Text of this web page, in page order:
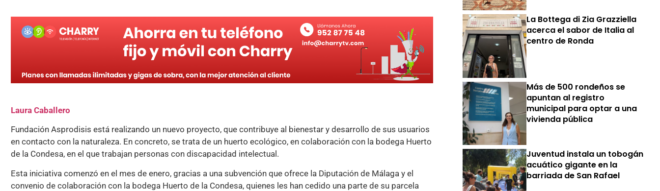
Laura Caballero
Fundación Asprodisis está realizando un nuevo proyecto, que contribuye al bienestar y desarrollo de sus usuarios
en contacto con la naturaleza. En concreto, se trata de un huerto ecológico, en colaboración con la bodega Huerto
de la Condesa, en el que trabajan personas con discapacidad intelectual.
Esta iniciativa comenzó en el mes de enero, gracias a una subvención que ofrece la Diputación de Málaga y el
convenio de colaboración con la bodega Huerto de la Condesa, quienes les han cedido una parte de su parcela
La Bottega di Zia Grazziella
acerca el sabor de Italia al
centro de Ronda
Más de 500 rondeños se
apuntan al registro
municipal para optar a una
vivienda pública
Juventud instala un tobogán
acuático gigante en la
barriada de San Rafael